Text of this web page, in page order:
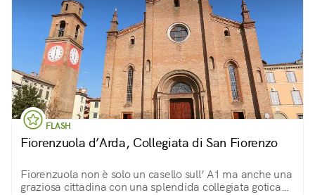
FLASH
Fiorenzuola d’Arda, Collegiata di San Fiorenzo
Fiorenzuola non è solo un casello sull’ A1 ma anche una
graziosa cittadina con una splendida collegiata gotica